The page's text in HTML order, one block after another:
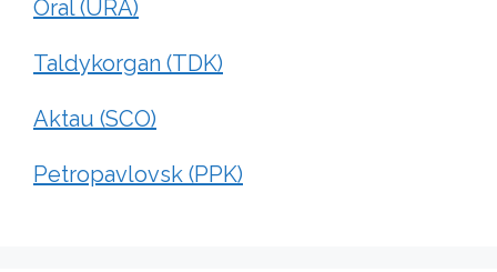
Oral (URA)
Taldykorgan (TDK)
Aktau (SCO)
Petropavlovsk (PPK)